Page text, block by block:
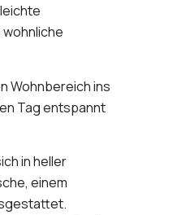
Wohnbereich ins
Tag entspannt
in heller
einem